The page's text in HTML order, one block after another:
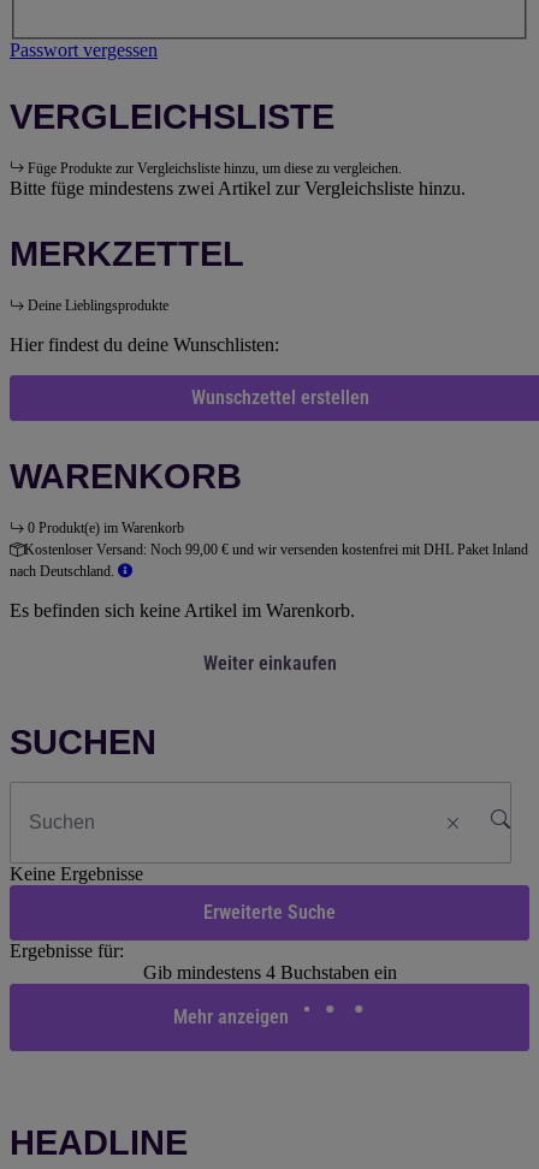
Passwort vergessen
VERGLEICHSLISTE
Füge Produkte zur Vergleichsliste hinzu, um diese zu vergleichen.
Bitte füge mindestens zwei Artikel zur Vergleichsliste hinzu.
MERKZETTEL
Deine Lieblingsprodukte
Hier findest du deine Wunschlisten:
Wunschzettel erstellen
WARENKORB
0 Produkt(e) im Warenkorb
Kostenloser Versand: Noch 99,00 € und wir versenden kostenfrei mit DHL Paket Inland
nach Deutschland.
Es befinden sich keine Artikel im Warenkorb.
Weiter einkaufen
SUCHEN
Keine Ergebnisse
Erweiterte Suche
Ergebnisse für:
Gib mindestens 4 Buchstaben ein
Mehr anzeigen
HEADLINE